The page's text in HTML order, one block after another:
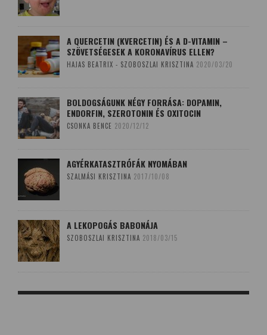
A QUERCETIN (KVERCETIN) ÉS A D-VITAMIN –
SZÖVETSÉGESEK A KORONAVÍRUS ELLEN?
HAJAS BEATRIX - SZOBOSZLAI KRISZTINA 2020/03/20
BOLDOGSÁGUNK NÉGY FORRÁSA: DOPAMIN,
ENDORFIN, SZEROTONIN ÉS OXITOCIN
CSONKA BENCE 2020/12/12
AGYÉRKATASZTRÓFÁK NYOMÁBAN
SZALMÁSI KRISZTINA 2017/10/08
A LEKOPOGÁS BABONÁJA
SZOBOSZLAI KRISZTINA 2018/03/15